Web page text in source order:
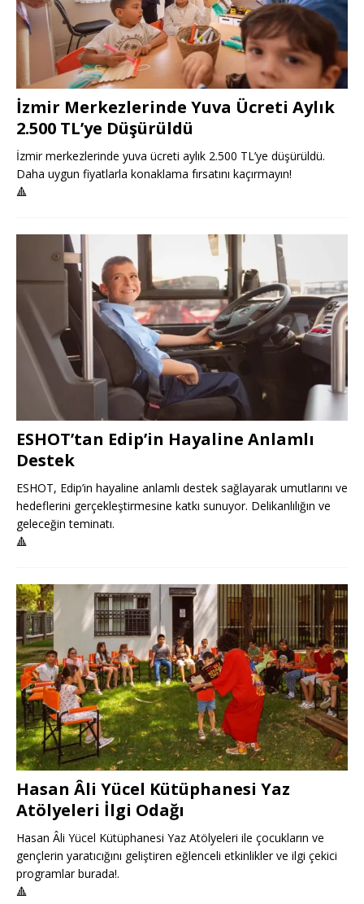
İzmir Merkezlerinde Yuva Ücreti Aylık
2.500 TL’ye Düşürüldü
İzmir merkezlerinde yuva ücreti aylık 2.500 TL’ye düşürüldü.
Daha uygun fiyatlarla konaklama fırsatını kaçırmayın!
🔺
ESHOT’tan Edip’in Hayaline Anlamlı
Destek
ESHOT, Edip’in hayaline anlamlı destek sağlayarak umutlarını ve
hedeflerini gerçekleştirmesine katkı sunuyor. Delikanlılığın ve
geleceğin teminatı.
🔺
Hasan Âli Yücel Kütüphanesi Yaz
Atölyeleri İlgi Odağı
Hasan Âli Yücel Kütüphanesi Yaz Atölyeleri ile çocukların ve
gençlerin yaratıcığını geliştiren eğlenceli etkinlikler ve ilgi çekici
programlar burada!.
🔺